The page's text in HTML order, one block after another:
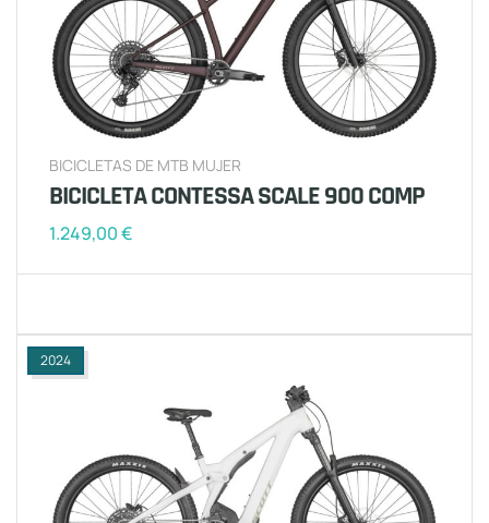
BICICLETAS DE MTB MUJER
BICICLETA CONTESSA SCALE 900 COMP
1.249,00€
2024